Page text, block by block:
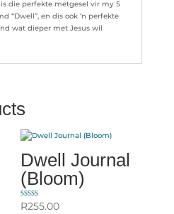
die perfekte metgesel vir my 5
“Dwell”, en dis ook ‘n perfekte
wat dieper met Jesus wil
Dwell Journal
(Bloom)
Rated
5.00
R255.00